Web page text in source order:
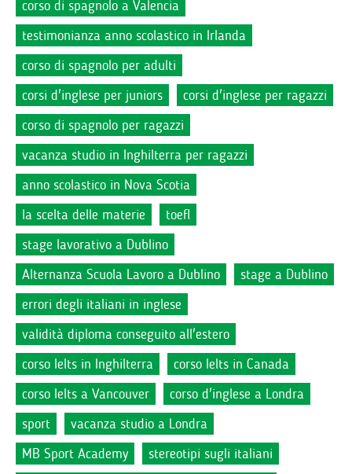
corso di spagnolo a Valencia
testimonianza anno scolastico in Irlanda
corso di spagnolo per adulti
corsi d'inglese per juniors
corsi d'inglese per ragazzi
corso di spagnolo per ragazzi
vacanza studio in Inghilterra per ragazzi
anno scolastico in Nova Scotia
la scelta delle materie
toefl
stage lavorativo a Dublino
Alternanza Scuola Lavoro a Dublino
stage a Dublino
errori degli italiani in inglese
validità diploma conseguito all'estero
corso Ielts in Inghilterra
corso Ielts in Canada
corso Ielts a Vancouver
corso d'inglese a Londra
sport
vacanza studio a Londra
MB Sport Academy
stereotipi sugli italiani